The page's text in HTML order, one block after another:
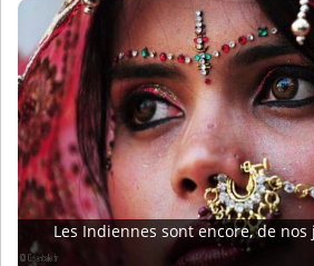
Les Indiennes sont encore, de